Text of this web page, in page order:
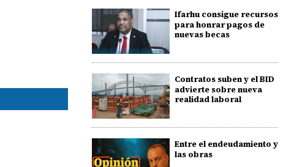
Ifarhu consigue recursos
para honrar pagos de
nuevas becas
Contratos suben y el BID
advierte sobre nueva
realidad laboral
Entre el endeudamiento y
las obras